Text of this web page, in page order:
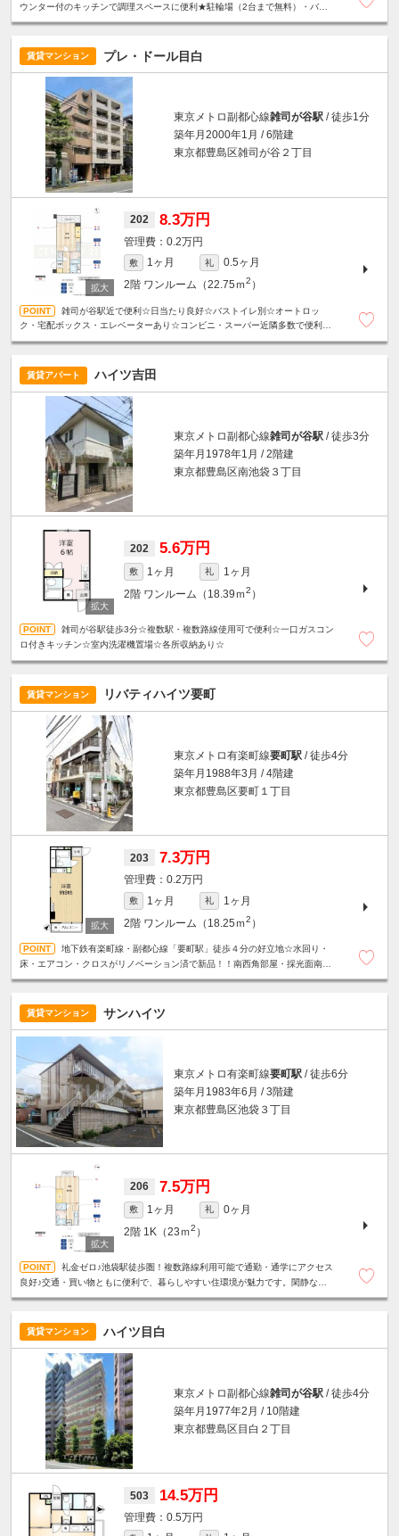
ウンター付のキッチンで調理スペースに便利★駐輪場（2台まで無料）・バイ
賃貸マンション プレ・ドール目白
東京メトロ副都心線雑司が谷駅 / 徒歩1分
築年月2000年1月 / 6階建
東京都豊島区雑司が谷２丁目
202 8.3万円
0.2万円
敷 1ヶ月 礼
0.5ヶ月
2階 ワンルーム（22.75ｍ2 ）
雑司が谷駅近で便利☆日当たり良好☆バストイレ別☆オートロッ
ク・宅配ボックス・エレベーターあり☆コンビニ・スーパー近隣多数で便利な
賃貸アパート ハイツ吉田
東京メトロ副都心線雑司が谷駅 / 徒歩3分
築年月1978年1月 / 2階建
東京都豊島区南池袋３丁目
202 5.6万円
敷 1ヶ月 礼
1ヶ月
2階 ワンルーム（18.39ｍ2 ）
雑司が谷駅徒歩3分☆複数駅・複数路線使用可で便利☆一口ガスコン
ロ付きキッチン☆室内洗濯機置場☆各所収納あり☆
賃貸マンション リバティハイツ要町
東京メトロ有楽町線要町駅 / 徒歩4分
築年月1988年3月 / 4階建
東京都豊島区要町１丁目
203 7.3万円
0.2万円
敷 1ヶ月 礼
1ヶ月
2階 ワンルーム（18.25ｍ2 ）
地下鉄有楽町線・副都心線「要町駅」徒歩４分の好立地☆水回り・
床・エアコン・クロスがリノベーション済で新品！！南西角部屋・採光面南側
賃貸マンション サンハイツ
東京メトロ有楽町線要町駅 / 徒歩6分
築年月1983年6月 / 3階建
東京都豊島区池袋３丁目
206 7.5万円
敷 1ヶ月 礼
0ヶ月
2階 1K（23ｍ2 ）
礼金ゼロ♪池袋駅徒歩圏！複数路線利用可能で通勤・通学にアクセス
良好♪交通・買い物ともに便利で、暮らしやすい住環境が魅力です。閑静な住
賃貸マンション ハイツ目白
東京メトロ副都心線雑司が谷駅 / 徒歩4分
築年月1977年2月 / 10階建
東京都豊島区目白２丁目
503 14.5万円
0.5万円